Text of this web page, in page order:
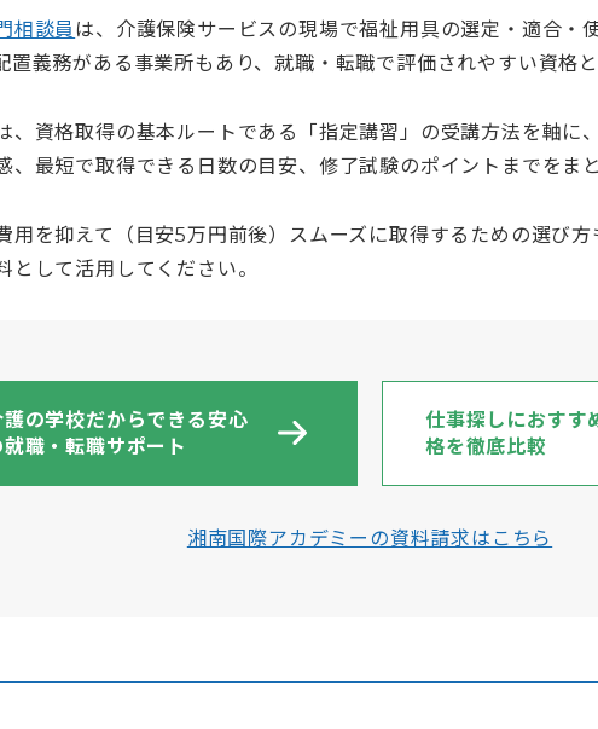
相談員 は、介護保険サービスの現場で福祉用具の選定・適合・
置義務がある事業所もあり、就職・転職で評価されやすい資格
、資格取得の基本ルートである「指定講習」の受講方法を軸に
、最短で取得できる日数の目安、修了試験のポイントまでをま
用を抑えて（目安5万円前後）スムーズに取得するための選び
として活用してください。
護の学校だからできる安心
就職・転職サポート
仕事探しにおすす
格を徹底比較
湘南国際アカデミーの資料請求はこちら